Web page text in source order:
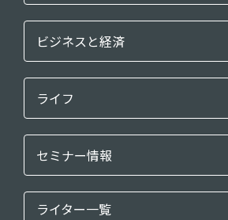
ビジネスと経済
ライフ
セミナー情報
ライター一覧